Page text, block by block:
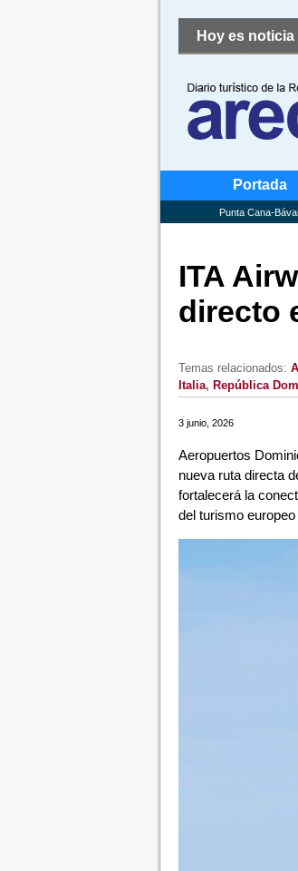
Hoy es noticia
Portada
Punta Cana-
ITA
directo
Temas relacionados:
Italia, República
3 junio, 2026
Aeropuertos
nueva ruta directa
fortalecerá la
del turismo